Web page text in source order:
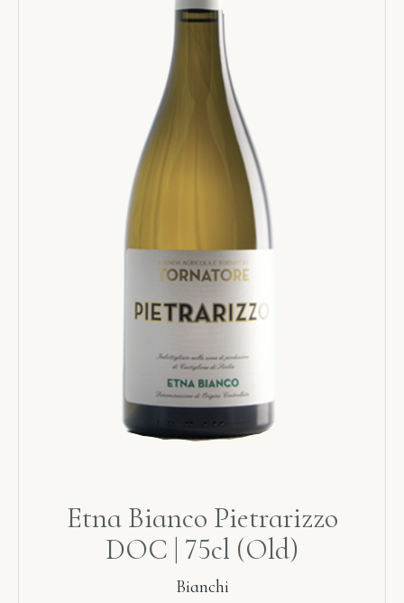
Etna Bianco Pietrarizzo
DOC | 75cl (Old)
Bianchi